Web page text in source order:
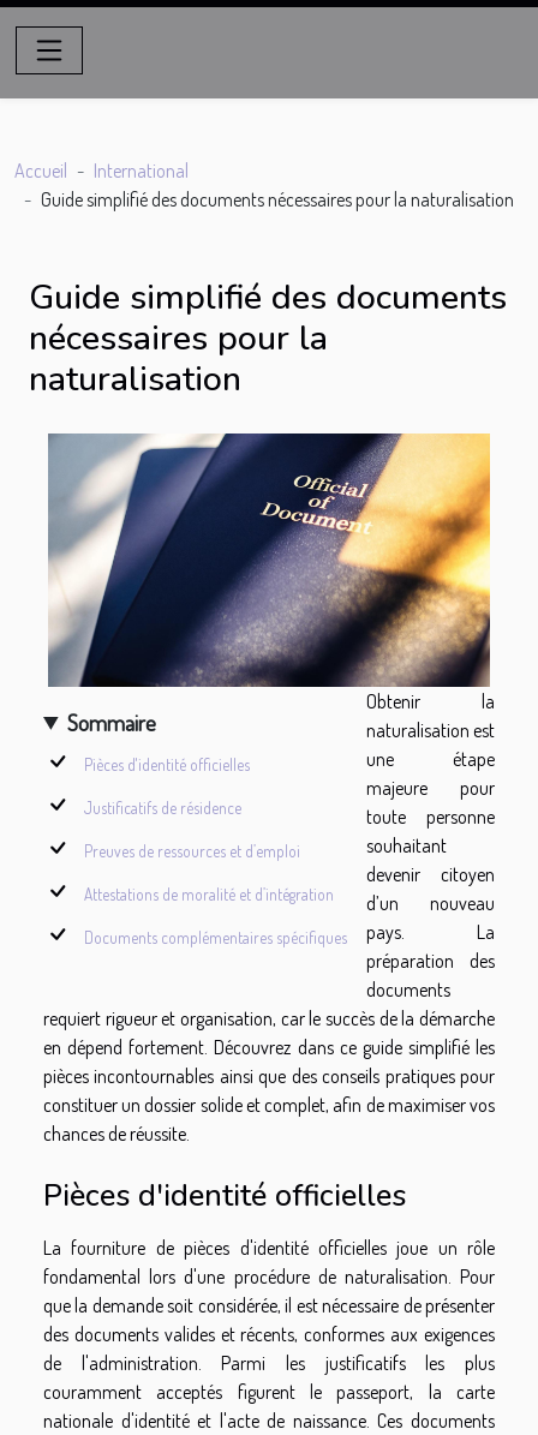
Accueil
International
Guide simplifié des documents nécessaires pour la naturalisation
Guide simplifié des documents
nécessaires pour la
naturalisation
Sommaire
Pièces d'identité officielles
Justificatifs de résidence
Preuves de ressources et d’emploi
Attestations de moralité et d’intégration
Documents complémentaires spécifiques
Obtenir la
naturalisation est
une étape
majeure pour
toute personne
souhaitant
devenir citoyen
d’un nouveau
pays. La
préparation des
documents
requiert rigueur et organisation, car le succès de la démarche
en dépend fortement. Découvrez dans ce guide simplifié les
pièces incontournables ainsi que des conseils pratiques pour
constituer un dossier solide et complet, afin de maximiser vos
chances de réussite.
Pièces d'identité officielles
La fourniture de pièces d'identité officielles joue un rôle
fondamental lors d'une procédure de naturalisation. Pour
que la demande soit considérée, il est nécessaire de présenter
des documents valides et récents, conformes aux exigences
de l'administration. Parmi les justificatifs les plus
couramment acceptés figurent le passeport, la carte
nationale d'identité et l'acte de naissance. Ces documents